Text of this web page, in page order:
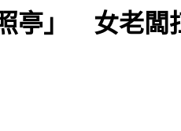
亭」 女老闆